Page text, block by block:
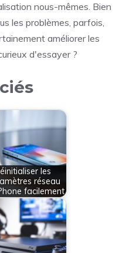
nous-mêmes. Bien
les problèmes, parfois,
améliorer les
d'essayer ?
les
réseau
facilement